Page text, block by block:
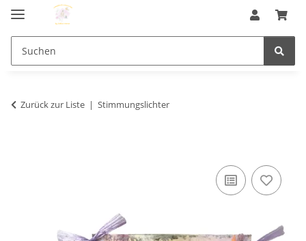
Zurück zur Liste Stimmungslichter